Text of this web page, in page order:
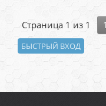
Страница 1 из 1 1